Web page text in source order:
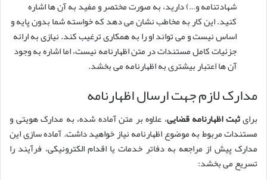
شهادتنامه و…) دارید، به صورت مختصر و مفید به آن ها اشاره
کنید. این کار به مخاطب نشان می دهد که خواسته شما بدون پایه و
اساس نیست و می تواند او را به همکاری ترغیب کند. نیازی به ارائه
جزئیات کامل مستندات در متن اظهارنامه نیست، اما اشاره به وجود
آن ها اعتبار بیشتری به اظهارنامه می بخشد.
مدارک لازم جهت ارسال اظهارنامه
برایثبت اظهارنامه قضایی، علاوه بر متن آماده شده، به مدارک هویتی و
مستندات مربوط به موضوع اظهارنامه نیاز خواهید داشت. آماده سازی این
مدارک پیش از مراجعه به دفاتر خدمات یا اقدام الکترونیکی، فرآیند را
تسریع می بخشد: